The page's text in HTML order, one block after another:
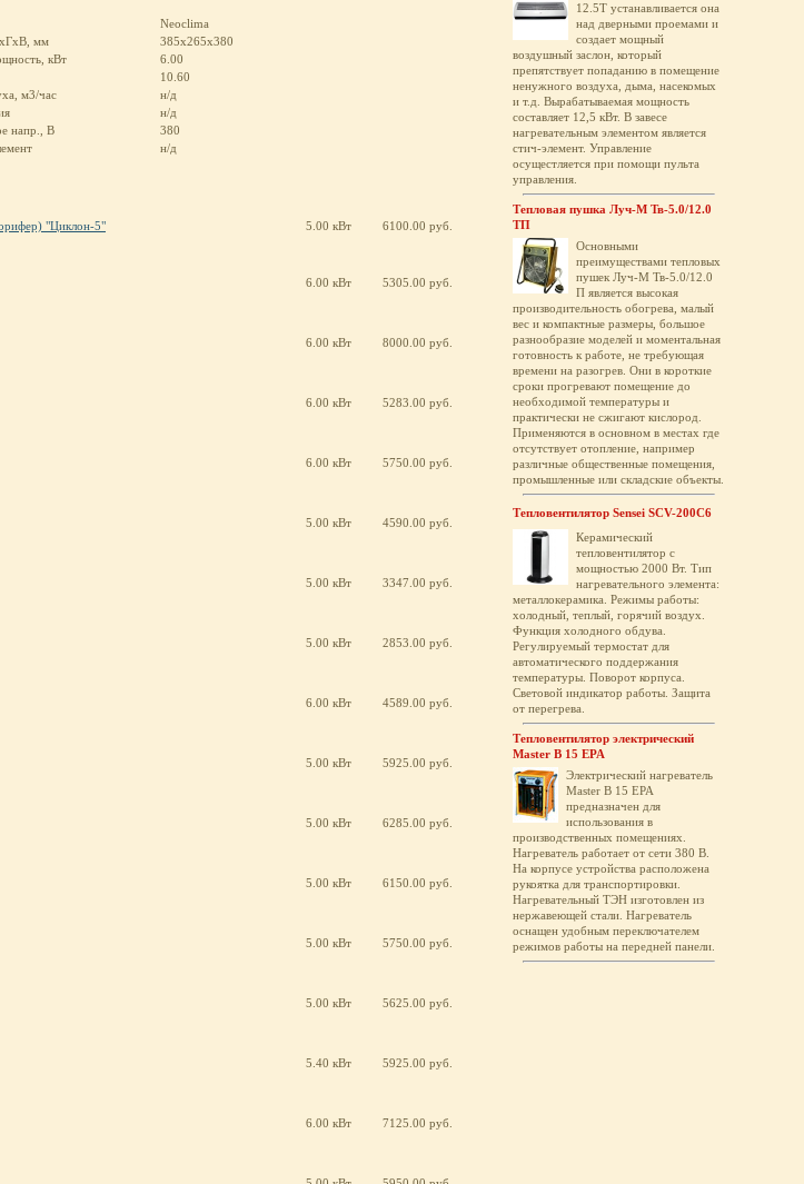
Neoclima
мм
385х265х380
кВт
6.00
10.60
м3/час
н/д
н/д
напр., В
380
н/д
"Циклон-5" 5.00 кВт 6100.00 руб.
6.00 кВт 5305.00 руб.
6.00 кВт 8000.00 руб.
6.00 кВт 5283.00 руб.
6.00 кВт 5750.00 руб.
5.00 кВт 4590.00 руб.
5.00 кВт 3347.00 руб.
5.00 кВт 2853.00 руб.
6.00 кВт 4589.00 руб.
5.00 кВт 5925.00 руб.
5.00 кВт 6285.00 руб.
5.00 кВт 6150.00 руб.
5.00 кВт 5750.00 руб.
5.00 кВт 5625.00 руб.
5.40 кВт 5925.00 руб.
6.00 кВт 7125.00 руб.
12.5T устанавливается она
над дверными проемами и
создает мощный
воздушный заслон, который
препятствует попаданию в помещение
ненужного воздуха, дыма, насекомых
и т.д. Вырабатываемая мощность
составляет 12,5 кВт. В завесе
нагревательным элементом является
стич-элемент. Управление
осущестляется при помощи пульта
управления.
Тепловая пушка Луч-М Тв-5.0/12.0
ТП
Основными
преимуществами тепловых
пушек Луч-М Тв-5.0/12.0
П является высокая
производительность обогрева, малый
вес и компактные размеры, большое
разнообразие моделей и моментальная
готовность к работе, не требующая
времени на разогрев. Они в короткие
сроки прогревают помещение до
необходимой температуры и
практически не сжигают кислород.
Применяются в основном в местах где
отсутствует отопление, например
различные общественные помещения,
промышленные или складские объекты.
Тепловентилятор Sensei SCV-200C6
Керамический
тепловентилятор с
мощностью 2000 Вт. Тип
нагревательного элемента:
металлокерамика. Режимы работы:
холодный, теплый, горячий воздух.
Функция холодного обдува.
Регулируемый термостат для
автоматического поддержания
температуры. Поворот корпуса.
Световой индикатор работы. Защита
от перегрева.
Тепловентилятор электрический
Master B 15 EPA
Электрический нагреватель
Master B 15 EPA
предназначен для
использования в
производственных помещениях.
Нагреватель работает от сети 380 В.
На корпусе устройства расположена
рукоятка для транспортировки.
Нагревательный ТЭН изготовлен из
нержавеющей стали. Нагреватель
оснащен удобным переключателем
режимов работы на передней панели.